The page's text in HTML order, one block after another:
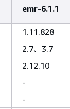
emr-6.1.1
1.11.828
2.7、3.7
2.12.10
-
-